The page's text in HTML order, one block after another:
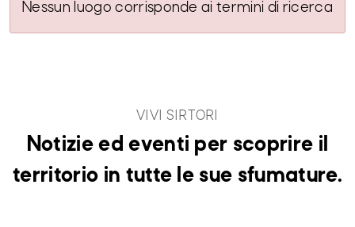
Nessun luogo corrisponde ai termini di ricerca
VIVI SIRTORI
Notizie ed eventi per scoprire il
territorio in tutte le sue sfumature.